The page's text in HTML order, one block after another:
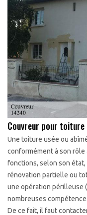
Couvreur pour toiture
Une toiture usée ou
conformément à son
fonctions, selon son état,
rénovation partielle ou
une opération périlleuse
nombreuses
De ce fait, il faut